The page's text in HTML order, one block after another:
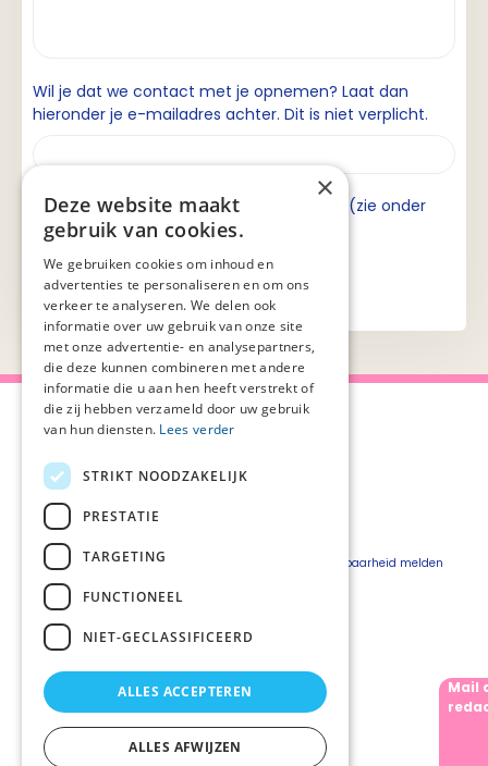
Wil je dat we contact met je opnemen? Laat dan
hieronder je e-mailadres achter. Dit is niet verplicht.
Ik ga akkoord met de privacyverklaring (zie onder
aan de pagina).
Over Palliaweb
Over PZNL
Pers
Vacatures
Webshop
Privacyverklaring
Beveiligingskwetsbaarheid melden
Mail
×
Deze website maakt
gebruik van cookies.
We gebruiken cookies om inhoud en
advertenties te personaliseren en om ons
verkeer te analyseren. We delen ook
informatie over uw gebruik van onze site
met onze advertentie- en analysepartners,
die deze kunnen combineren met andere
informatie die u aan hen heeft verstrekt of
die zij hebben verzameld door uw gebruik
van hun diensten. Lees verder
STRIKT NOODZAKELIJK
PRESTATIE
TARGETING
FUNCTIONEEL
NIET-GECLASSIFICEERD
ALLES ACCEPTEREN
ALLES AFWIJZEN